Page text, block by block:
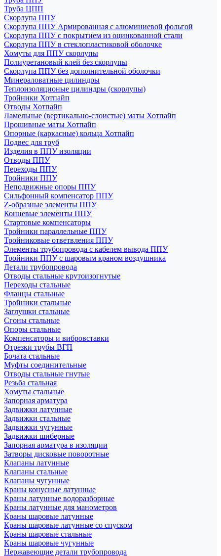
Труба ЦПП
Скорлупа ППУ
Скорлупа ППУ Армированная с алюминиевой фольгой
Скорлупа ППУ с покрытием из оцинкованной стали
Скорлупа ППУ в стеклопластиковой оболочке
Хомуты для ППУ скорлупы
Полиуретановый клей без скорлупы
Скорлупа ППУ без дополнительной оболочки
Минераловатные цилиндры
Теплоизоляционые цилиндры (скорлупы)
Тройники Хотпайп
Отводы Хотпайп
Ламельные (вертикально-слоистые) маты Хотпайп
Прошивные маты Хотпайп
Опорные (каркасные) кольца Хотпайп
Подвес для труб
Изделия в ППУ изоляции
Отводы ППУ
Переходы ППУ
Тройники ППУ
Неподвижные опоры ППУ
Cильфонный компенсатор ППУ
Z-образные элементы ППУ
Концевые элементы ППУ
Стартовые компенсаторы
Тройники параллельные ППУ
Тройниковые ответвления ППУ
Элементы трубопровода с кабелем вывода ППУ
Тройники ППУ с шаровым краном воздушника
Детали трубопровода
Отводы стальные крутоизогнутые
Переходы стальные
Фланцы стальные
Тройники стальные
Заглушки стальные
Сгоны стальные
Опоры стальные
Компенсаторы и вибровставки
Отрезки трубы ВГП
Бочата стальные
Муфты соединительные
Отводы стальные гнутые
Резьба стальная
Хомуты стальные
Запорная арматура
Задвижки латунные
Задвижки стальные
Задвижки чугунные
Задвижки шиберные
Запорная арматура в изоляции
Затворы дисковые поворотные
Клапаны латунные
Клапаны стальные
Клапаны чугунные
Краны конусные латунные
Краны латунные водоразборные
Краны латунные для манометров
Краны шаровые латунные
Краны шаровые латунные со спуском
Краны шаровые стальные
Краны шаровые чугунные
Нержавеющие детали трубопровода